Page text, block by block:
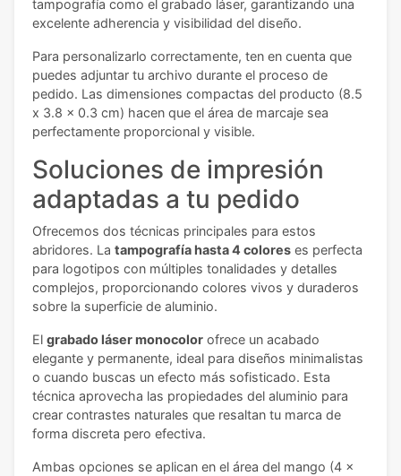
tampografía como el grabado láser, garantizando una
excelente adherencia y visibilidad del diseño.
Para personalizarlo correctamente, ten en cuenta que
puedes adjuntar tu archivo durante el proceso de
pedido. Las dimensiones compactas del producto (8.5
x 3.8 x 0.3 cm) hacen que el área de marcaje sea
perfectamente proporcional y visible.
Soluciones de impresión
adaptadas a tu pedido
Ofrecemos dos técnicas principales para estos
abridores. La tampografía hasta 4 colores es perfecta
para logotipos con múltiples tonalidades y detalles
complejos, proporcionando colores vivos y duraderos
sobre la superficie de aluminio.
El grabado láser monocolor ofrece un acabado
elegante y permanente, ideal para diseños minimalistas
o cuando buscas un efecto más sofisticado. Esta
técnica aprovecha las propiedades del aluminio para
crear contrastes naturales que resaltan tu marca de
forma discreta pero efectiva.
Ambas opciones se aplican en el área del mango (4 x